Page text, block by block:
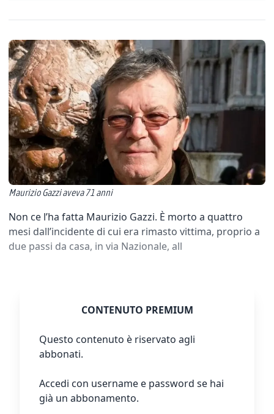
Maurizio Gazzi aveva 71 anni
Non ce l’ha fatta Maurizio Gazzi. È morto a quattro
mesi dall’incidente di cui era rimasto vittima, proprio a
due passi da casa, in via Nazionale, all
CONTENUTO PREMIUM
Questo contenuto è riservato agli
abbonati.
Accedi con username e password se hai
già un abbonamento.